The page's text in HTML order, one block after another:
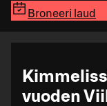
Broneeri laud
vuoden